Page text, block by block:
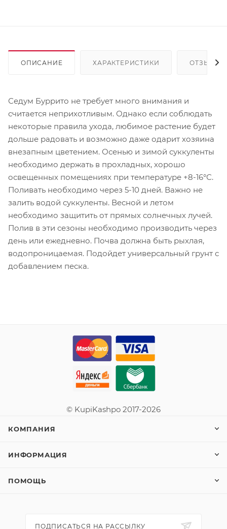
ОПИСАНИЕ ХАРАКТЕРИСТИКИ ОТЗЫВЫ
Седум Буррито не требует много внимания и
считается неприхотливым. Однако если соблюдать
некоторые правила ухода, любимое растение будет
дольше радовать и возможно даже одарит хозяина
внезапным цветением. Осенью и зимой суккуленты
необходимо держать в прохладных, хорошо
освещенных помещениях при температуре +8-16°С.
Поливать необходимо через 5-10 дней. Важно не
залить водой суккуленты. Весной и летом
необходимо защитить от прямых солнечных лучей.
Полив в эти сезоны необходимо производить через
день или ежедневно. Почва должна быть рыхлая,
водопроницаемая. Подойдет универсальный грунт с
добавлением песка.
© KupiKashpo 2017-2026
КОМПАНИЯ
ИНФОРМАЦИЯ
ПОМОЩЬ
ПОДПИСАТЬСЯ НА РАССЫЛКУ